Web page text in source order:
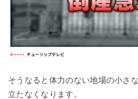
そうなると体力のない地場の小さ
立たなくなります。